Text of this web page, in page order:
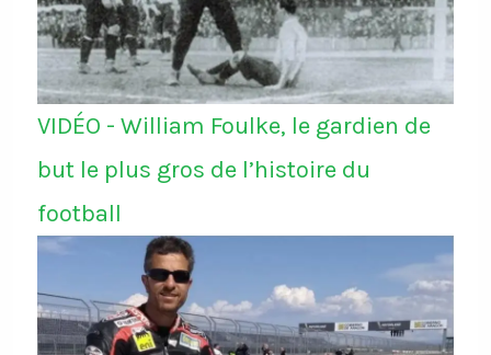
VIDÉO - William Foulke, le gardien de
but le plus gros de l’histoire du
football